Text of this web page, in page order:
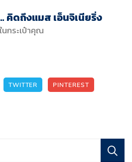
คิดถึงแมส เอ็นจิเนียริ่ง
นกระเป๋าคุณ
TWITTER
PINTEREST